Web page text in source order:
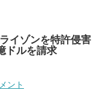
イゾンを特許侵害
ドルを請求
ント